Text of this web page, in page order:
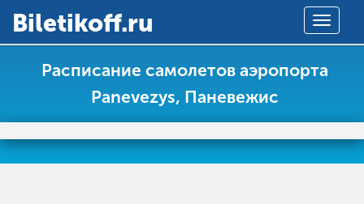
Toggle
Вiletikoff.ru
Расписание самолетов аэропорта
Panevezys, Паневежис